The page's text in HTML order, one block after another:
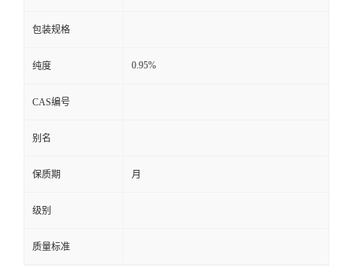
包装规格
纯度 0.95%
CAS编号
别名
保质期 月
级别
质量标准